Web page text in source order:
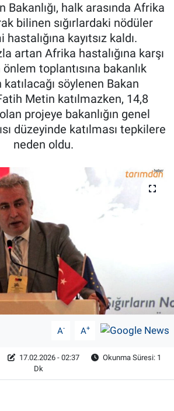
Bakanlığı, halk arasında Afrika
bilinen sığırlardaki nödüler
kayıtsız kaldı.
artan Afrika hastalığına karşı
toplantısına bakanlık
katılacağı söylenen Bakan
Metin katılmazken, 14,8
projeye bakanlığın genel
düzeyinde katılması tepkilere
neden oldu.
A- A+
17.02.2026 - 02:37
Okunma Süresi: 1
Dk
Mamüller